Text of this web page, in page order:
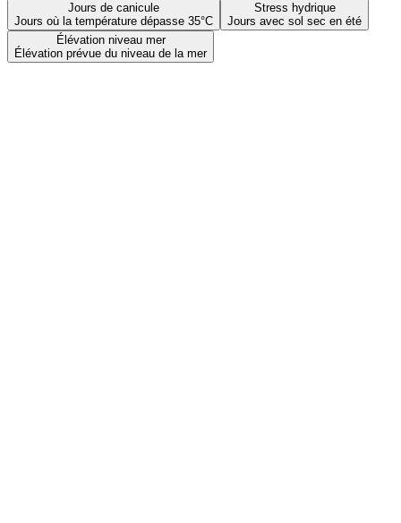
Jours de canicule
Jours où la température dépasse 35°C
Stress hydrique
Jours avec sol sec en été
Élévation niveau mer
Élévation prévue du niveau de la mer